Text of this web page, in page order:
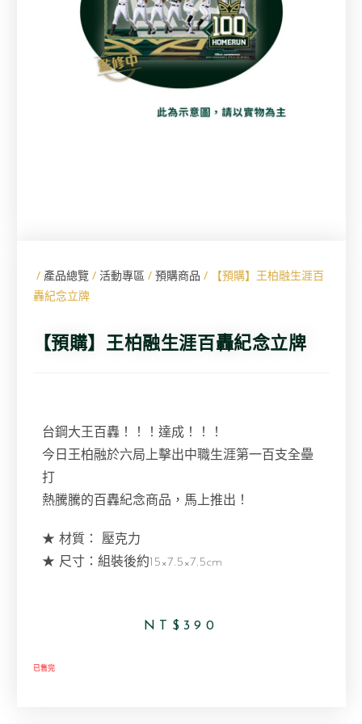
/ 產品總覽/ 活動專區 / 預購商品 / 【預購】王柏融生涯百
轟紀念立牌
【預購】王柏融生涯百轟紀念立牌
台鋼大王百轟！！！達成！！！
今日王柏融於六局上擊出中職生涯第一百支全壘
打
熱騰騰的百轟紀念商品，馬上推出！
★ 材質： 壓克力
★ 尺寸：組裝後約15×7.5×7.5cm
NT$ 390
已售完